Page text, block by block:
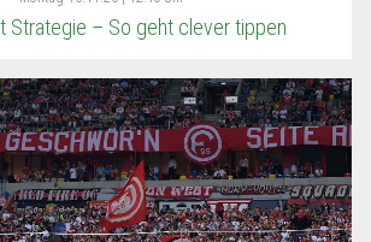
Strategie – So geht clever tippen